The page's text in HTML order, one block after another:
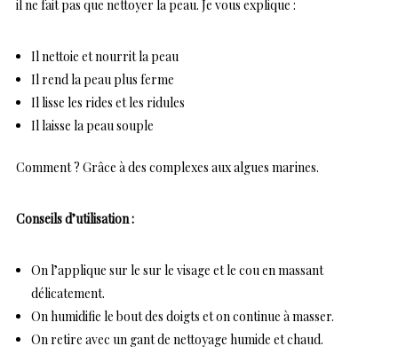
il ne fait pas que nettoyer la peau. Je vous explique :
Il nettoie et nourrit la peau
Il rend la peau plus ferme
Il lisse les rides et les ridules
Il laisse la peau souple
Comment ? Grâce à des complexes aux algues marines.
Conseils d’utilisation :
On l’applique sur le sur le visage et le cou en massant
délicatement.
On humidifie le bout des doigts et on continue à masser.
On retire avec un gant de nettoyage humide et chaud.